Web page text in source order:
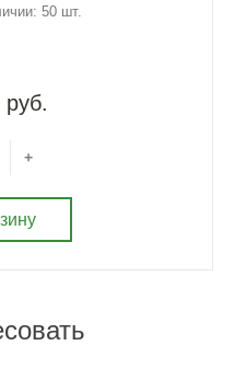
50 шт.
руб.
+